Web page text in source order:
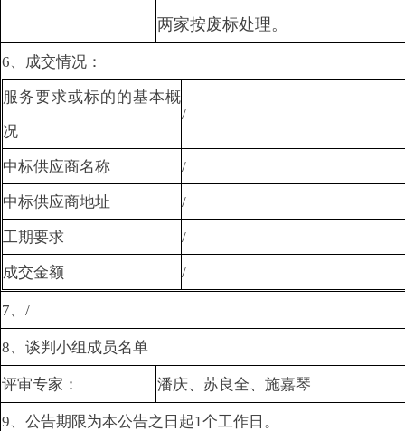
两家按废标处理。
6、成交情况：
服务要求或标的的基本概
况
/
中标供应商名称 /
中标供应商地址 /
工期要求 /
成交金额 /
7、/
8、谈判小组成员名单
评审专家： 潘庆、苏良全、施嘉琴
9、公告期限为本公告之日起1个工作日。